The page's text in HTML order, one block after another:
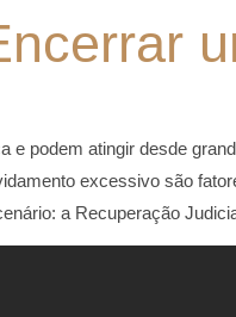
e podem atingir desde
excessivo são
a Recuperação